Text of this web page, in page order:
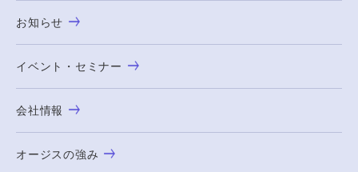
お知らせ
イベント・セミナー
会社情報
オージスの強み